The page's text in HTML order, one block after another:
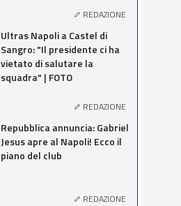
REDAZIONE
Ultras Napoli a Castel di
Sangro: "Il presidente ci ha
vietato di salutare la
squadra" | FOTO
REDAZIONE
Repubblica annuncia: Gabriel
Jesus apre al Napoli! Ecco il
piano del club
REDAZIONE